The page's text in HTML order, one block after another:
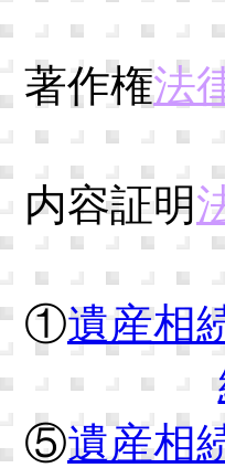
著作権法
内容証明
①遺産相
⑤遺産相